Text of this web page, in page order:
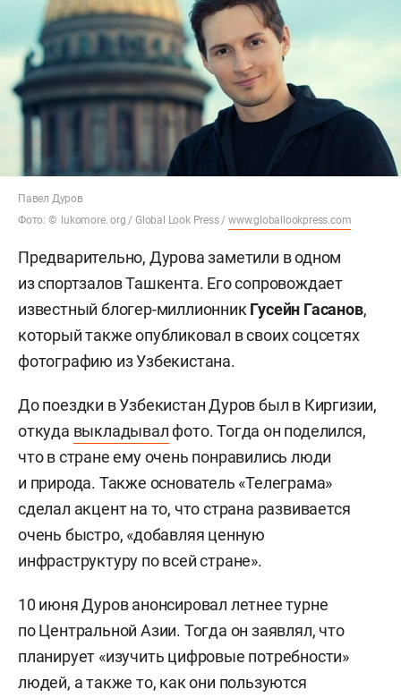
Павел Дуров
Фото: © lukomore. org / Global Look Press /www.globallookpress.com
Предварительно, Дурова заметили в одном
из спортзалов Ташкента. Его сопровождает
известный блогер-миллионникГусейн Гасанов,
который также опубликовал в своих соцсетях
фотографию из Узбекистана.
До поездки в Узбекистан Дуров был в Киргизии,
откуда выкладывал фото. Тогда он поделился,
что в стране ему очень понравились люди
и природа. Также основатель «Телеграма»
сделал акцент на то, что страна развивается
очень быстро, «добавляя ценную
инфраструктуру по всей стране».
10 июня Дуров анонсировал летнее турне
по Центральной Азии. Тогда он заявлял, что
планирует «изучить цифровые потребности»
людей, а также то, как они пользуются